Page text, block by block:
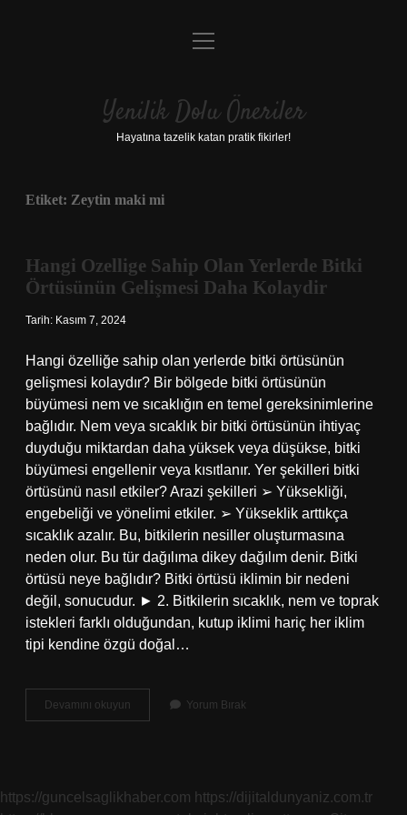
Anasayfa
Yasal Uyarı
menüyü
Yenilik Dolu Öneriler
Hayatına tazelik katan pratik fikirler!
Etiket: Zeytin maki mi
Hangi Ozellige Sahip Olan Yerlerde Bitki
Örtüsünün Gelişmesi Daha Kolaydir
Tarih: Kasım 7, 2024
Hangi özelliğe sahip olan yerlerde bitki örtüsünün
gelişmesi kolaydır? Bir bölgede bitki örtüsünün
büyümesi nem ve sıcaklığın en temel gereksinimlerine
bağlıdır. Nem veya sıcaklık bir bitki örtüsünün ihtiyaç
duyduğu miktardan daha yüksek veya düşükse, bitki
büyümesi engellenir veya kısıtlanır. Yer şekilleri bitki
örtüsünü nasıl etkiler? Arazi şekilleri ➢ Yüksekliği,
engebeliği ve yönelimi etkiler. ➢ Yükseklik arttıkça
sıcaklık azalır. Bu, bitkilerin nesiller oluşturmasına
neden olur. Bu tür dağılıma dikey dağılım denir. Bitki
örtüsü neye bağlıdır? Bitki örtüsü iklimin bir nedeni
değil, sonucudur. ► 2. Bitkilerin sıcaklık, nem ve toprak
istekleri farklı olduğundan, kutup iklimi hariç her iklim
tipi kendine özgü doğal…
Devamını okuyun
Ozellige
Örtüsünün
Yorum Bırak
https://guncelsaglikhaber.com https://dijitaldunyaniz.com.tr